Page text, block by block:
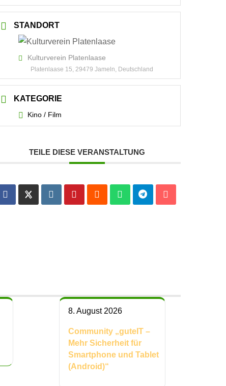
STANDORT
Kulturverein Platenlaase
Platenlaase 15, 29479 Jameln, Deutschland
KATEGORIE
Kino / Film
TEILE DIESE VERANSTALTUNG
8. August 2026
Community „guteIT –
Mehr Sicherheit für
Smartphone und Tablet
(Android)“